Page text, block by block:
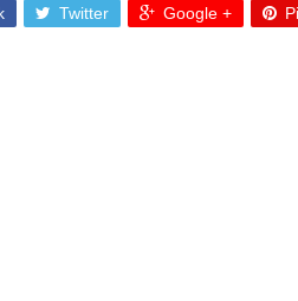
Twitter Google +